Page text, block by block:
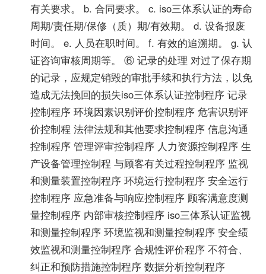
有关要求。 b. 合同要求。 c. iso三体系认证的寿命
周期/责任期/保修（质）期/有效期。 d. 设备报废
时间。 e. 人员在职时间。 f. 有效的追溯期。 g. 认
证咨询审核周期等。 ⑥ 记录的处理 对过了保存期
的记录，应规定销毁的审批手续和执行方法，以免
造成无法挽回的损失iso三体系认证控制程序 记录
控制程序 环境因素识别评价控制程序 危害识别评
价控制程 法律法规和其他要求控制程序 信息沟通
控制程序 管理评审控制程序 人力资源控制程序 生
产设备管理控制程 与顾客有关过程控制程序 监视
和测量装置控制程序 环境运行控制程序 安全运行
控制程序 应急准备与响应控制程序 顾客满意度测
量控制程序 内部审核控制程序 iso三体系认证监视
和测量控制程序 环境监视和测量控制程序 安全绩
效监视和测量控制程序 合规性评价程序 不符合、
纠正和预防措施控制程序 数据分析控制程序